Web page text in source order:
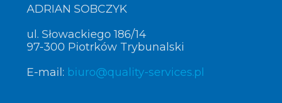
ADRIAN SOBCZYK
ul. Słowackiego 186/14
97-300 Piotrków Trybunalski
E-mail: biuro@quality-services.pl